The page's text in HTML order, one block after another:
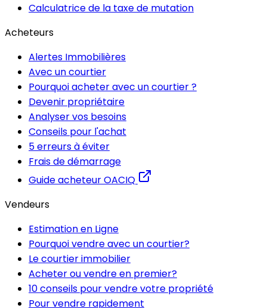
Calculatrice de la taxe de mutation
Acheteurs
Alertes Immobilières
Avec un courtier
Pourquoi acheter avec un courtier ?
Devenir propriétaire
Analyser vos besoins
Conseils pour l'achat
5 erreurs à éviter
Frais de démarrage
Guide acheteur OACIQ
Vendeurs
Estimation en Ligne
Pourquoi vendre avec un courtier?
Le courtier immobilier
Acheter ou vendre en premier?
10 conseils pour vendre votre propriété
Pour vendre rapidement